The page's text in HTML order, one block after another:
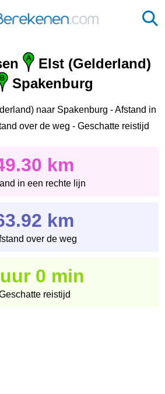
Elst (Gelderland)
Spakenburg
naar Spakenburg - Afstand in
over de weg - Geschatte reistijd
km
in een rechte lijn
km
over de weg
0 min
reistijd